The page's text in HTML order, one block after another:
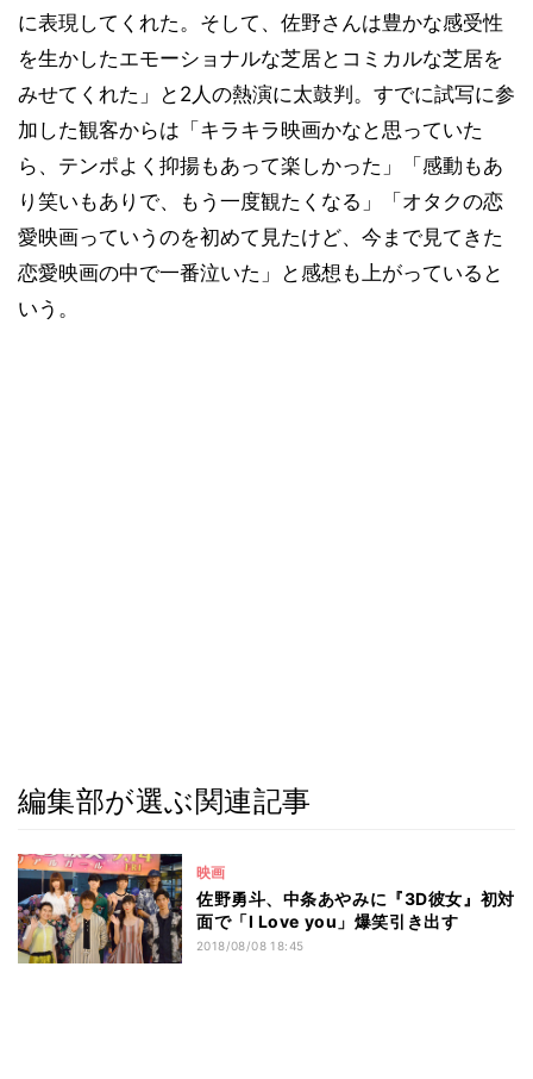
に表現してくれた。そして、佐野さんは豊かな感受性
を生かしたエモーショナルな芝居とコミカルな芝居を
みせてくれた」と2人の熱演に太鼓判。すでに試写に参
加した観客からは「キラキラ映画かなと思っていた
ら、テンポよく抑揚もあって楽しかった」「感動もあ
り笑いもありで、もう一度観たくなる」「オタクの恋
愛映画っていうのを初めて見たけど、今まで見てきた
恋愛映画の中で一番泣いた」と感想も上がっていると
いう。
編集部が選ぶ関連記事
映画
佐野勇斗、中条あやみに『3D彼女』初対
面で「I Love you」爆笑引き出す
2018/08/08 18:45